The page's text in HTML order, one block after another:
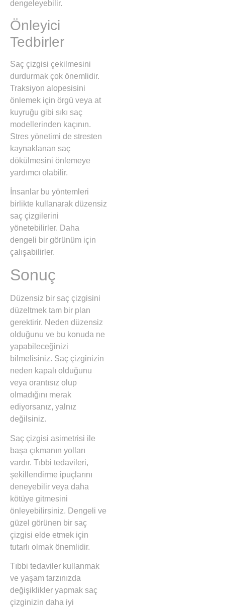
dengeleyebilir.
Önleyici
Tedbirler
Saç çizgisi çekilmesini
durdurmak çok önemlidir.
Traksiyon alopesisini
önlemek için örgü veya at
kuyruğu gibi sıkı saç
modellerinden kaçının.
Stres yönetimi de stresten
kaynaklanan saç
dökülmesini önlemeye
yardımcı olabilir.
İnsanlar bu yöntemleri
birlikte kullanarak düzensiz
saç çizgilerini
yönetebilirler. Daha
dengeli bir görünüm için
çalışabilirler.
Sonuç
Düzensiz bir saç çizgisini
düzeltmek tam bir plan
gerektirir. Neden düzensiz
olduğunu ve bu konuda ne
yapabileceğinizi
bilmelisiniz. Saç çizginizin
neden kapalı olduğunu
veya orantısız olup
olmadığını merak
ediyorsanız, yalnız
değilsiniz.
Saç çizgisi asimetrisi ile
başa çıkmanın yolları
vardır. Tıbbi tedavileri,
şekillendirme ipuçlarını
deneyebilir veya daha
kötüye gitmesini
önleyebilirsiniz. Dengeli ve
güzel görünen bir saç
çizgisi elde etmek için
tutarlı olmak önemlidir.
Tıbbi tedaviler kullanmak
ve yaşam tarzınızda
değişiklikler yapmak saç
çizginizin daha iyi